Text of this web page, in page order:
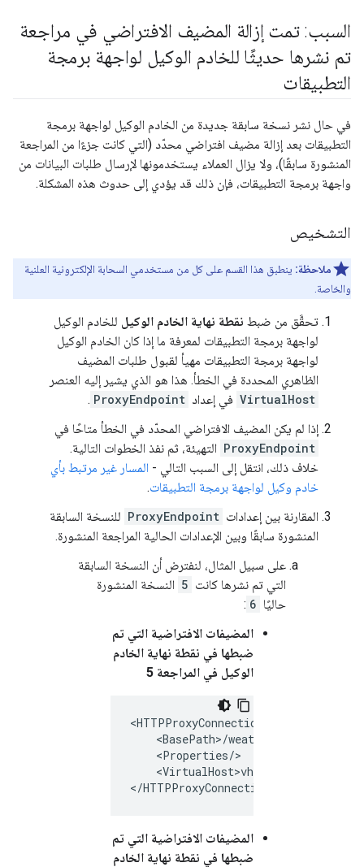
السبب: تمت إزالة المضيف الافتراضي في مراجعة
تم نشرها حديثًا للخادم الوكيل لواجهة برمجة
التطبيقات
في حال نشر نسخة سابقة جديدة من الخادم الوكيل لواجهة برمجة
التطبيقات بعد إزالة مضيف افتراضي محدّد (التي كانت جزءًا من المراجعة
المنشورة سابقًا)، ولا يزال العملاء يستخدمونها لإرسال طلبات البيانات من
واجهة برمجة التطبيقات، فإن ذلك قد يؤدي إلى حدوث هذه المشكلة.
التشخيص
ملاحظة: ينطبق هذا القسم على كل من مستخدمي السحابة الإلكترونية العلنية
والخاصة.
تحقَّق من ضبط نقطة نهاية الخادم الوكيل للخادم الوكيل
لواجهة برمجة التطبيقات لمعرفة ما إذا كان الخادم الوكيل
لواجهة برمجة التطبيقات مهيأ لقبول طلبات المضيف
الظاهري المحددة في الخطأ. هذا هو الذي يشير إليه العنصر
VirtualHost في إعداد ProxyEndpoint
.
إذا لم يكن المضيف الافتراضي المحدّد في الخطأ متاحًا في
ProxyEndpoint التهيئة، ثم نفذ الخطوات التالية.
خلاف ذلك، انتقل إلى السبب التالي - المسار غير مرتبط بأي
خادم وكيل لواجهة برمجة التطبيقات.
المقارنة بين إعدادات ProxyEndpoint للنسخة السابقة
المنشورة سابقًا وبين الإعدادات الحالية المراجعة المنشورة.
على سبيل المثال، لنفترض أن النسخة السابقة
التي تم نشرها كانت 5 النسخة المنشورة
حاليًا 6
:
المضيفات الافتراضية التي تم
ضبطها في نقطة نهاية الخادم
الوكيل في المراجعة 5
<HTTPProxyConnection>
    <BasePath>/weather</BasePath>
    <Properties/>
    <VirtualHost>vh1</VirtualHost>
</HTTPProxyConnection>
المضيفات الافتراضية التي تم
ضبطها في نقطة نهاية الخادم